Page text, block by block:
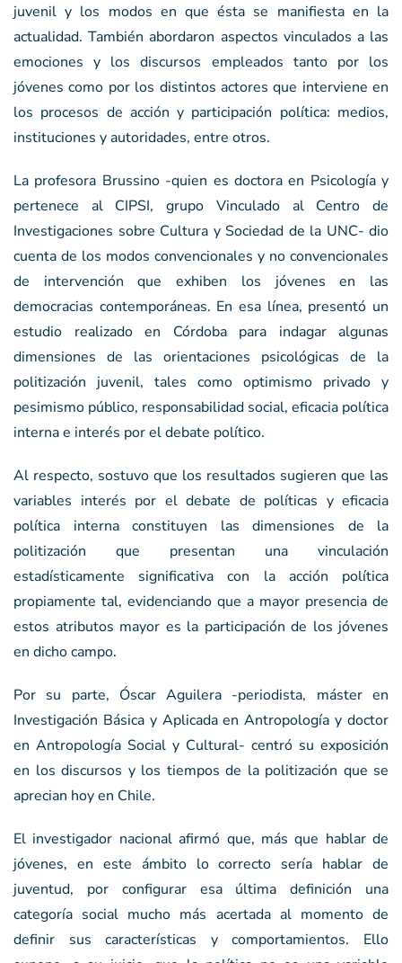
juvenil y los modos en que ésta se manifiesta en la
actualidad. También abordaron aspectos vinculados a las
emociones y los discursos empleados tanto por los
jóvenes como por los distintos actores que interviene en
los procesos de acción y participación política: medios,
instituciones y autoridades, entre otros.
La profesora Brussino -quien es doctora en Psicología y
pertenece al CIPSI, grupo Vinculado al Centro de
Investigaciones sobre Cultura y Sociedad de la UNC- dio
cuenta de los modos convencionales y no convencionales
de intervención que exhiben los jóvenes en las
democracias contemporáneas. En esa línea, presentó un
estudio realizado en Córdoba para indagar algunas
dimensiones de las orientaciones psicológicas de la
politización juvenil, tales como optimismo privado y
pesimismo público, responsabilidad social, eficacia política
interna e interés por el debate político.
Al respecto, sostuvo que los resultados sugieren que las
variables interés por el debate de políticas y eficacia
política interna constituyen las dimensiones de la
politización que presentan una vinculación
estadísticamente significativa con la acción política
propiamente tal, evidenciando que a mayor presencia de
estos atributos mayor es la participación de los jóvenes
en dicho campo.
Por su parte, Óscar Aguilera -periodista, máster en
Investigación Básica y Aplicada en Antropología y doctor
en Antropología Social y Cultural- centró su exposición
en los discursos y los tiempos de la politización que se
aprecian hoy en Chile.
El investigador nacional afirmó que, más que hablar de
jóvenes, en este ámbito lo correcto sería hablar de
juventud, por configurar esa última definición una
categoría social mucho más acertada al momento de
definir sus características y comportamientos. Ello